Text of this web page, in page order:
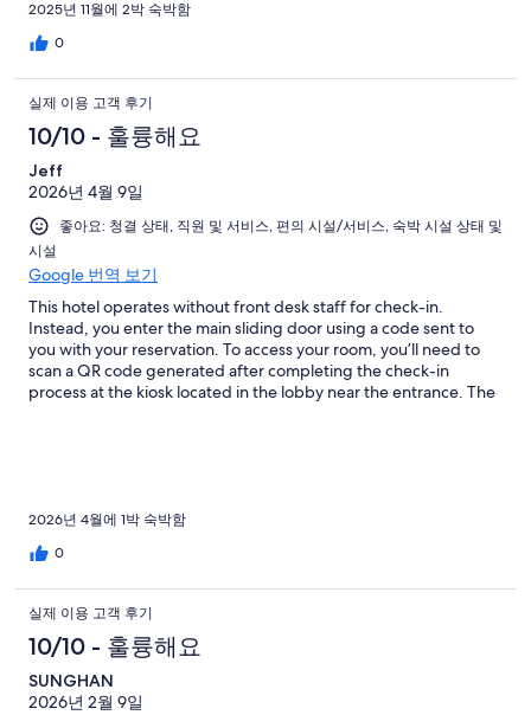
2025년 11월에 2박 숙박함
0
실제 이용 고객 후기
10/10 - 훌륭해요
Jeff
2026년 4월 9일
좋아요: 청결 상태, 직원 및 서비스, 편의 시설/서비스, 숙박 시설 상태 및
시설
Google 번역 보기
This hotel operates without front desk staff for check-in.
Instead, you enter the main sliding door using a code sent to
you with your reservation. To access your room, you’ll need to
scan a QR code generated after completing the check-in
process at the kiosk located in the lobby near the entrance. The
fridge with a few bottles of water, as well as a table and chair for
personal belongings. The basement area has tables and chairs
where you can sit and eat, as eating is not allowed inside the
rooms. The price was very reasonable, and overall, the stay was
well worth it. I would definitely stay here again if I return to
Suwon.
2026년 4월에 1박 숙박함
0
실제 이용 고객 후기
10/10 - 훌륭해요
SUNGHAN
2026년 2월 9일